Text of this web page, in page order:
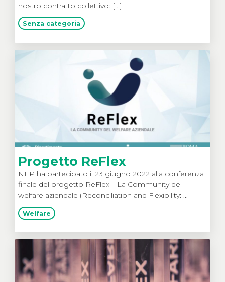
nostro contratto collettivo: [...]
Senza categoria
Progetto ReFlex
NEP ha partecipato il 23 giugno 2022 alla conferenza
finale del progetto ReFlex – La Community del
welfare aziendale (Reconciliation and Flexibility: ...
Welfare